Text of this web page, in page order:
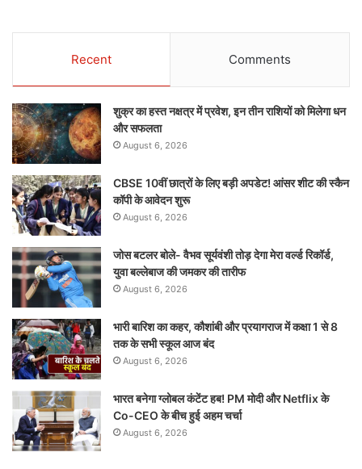
Recent Comments
शुक्र का हस्त नक्षत्र में प्रवेश, इन तीन राशियों को मिलेगा धन
और सफलता
August 6, 2026
CBSE 10वीं छात्रों के लिए बड़ी अपडेट! आंसर शीट की स्कैन
कॉपी के आवेदन शुरू
August 6, 2026
जोस बटलर बोले- वैभव सूर्यवंशी तोड़ देगा मेरा वर्ल्ड रिकॉर्ड,
युवा बल्लेबाज की जमकर की तारीफ
August 6, 2026
भारी बारिश का कहर, कौशांबी और प्रयागराज में कक्षा 1 से 8
तक के सभी स्कूल आज बंद
August 6, 2026
भारत बनेगा ग्लोबल कंटेंट हब! PM मोदी और Netflix के
Co-CEO के बीच हुई अहम चर्चा
August 6, 2026